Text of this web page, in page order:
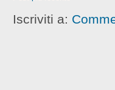
Iscriviti a: